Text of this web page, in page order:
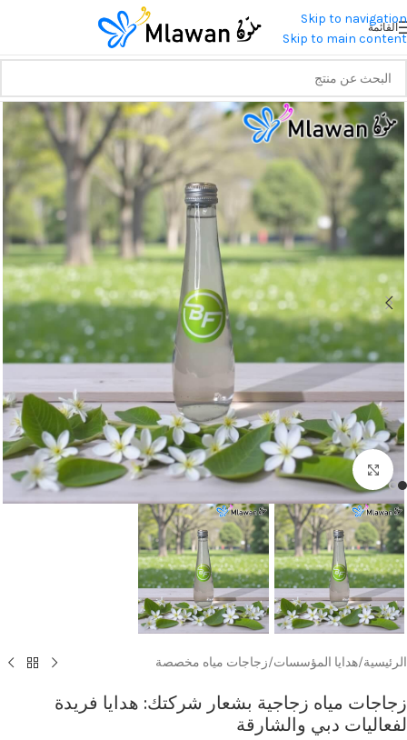
Skip to navigation
Skip to main content
القائمة
Click to enlarge
الرئيسية/هدايا المؤسسات/زجاجات مياه مخصصة
زجاجات مياه زجاجية بشعار شركتك: هدايا فريدة
لفعاليات دبي والشارقة